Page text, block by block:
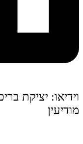
וידיאו: יציקת
מודיעין